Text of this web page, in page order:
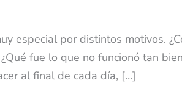
especial por distintos motivos.
fue lo que no funcionó tan
al final de cada día, […]